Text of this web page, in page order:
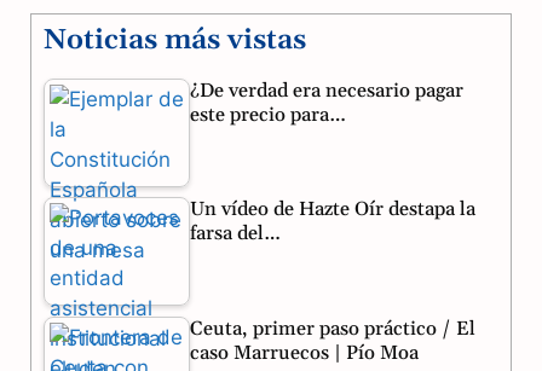
c
e
o
o
k
l
e
a
a
t
p
Noticias más vistas
¿De verdad era necesario pagar
este precio para…
Un vídeo de Hazte Oír destapa la
farsa del…
Ceuta, primer paso práctico / El
caso Marruecos | Pío Moa